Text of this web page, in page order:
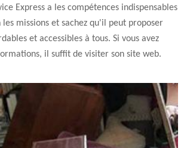
Express a les compétences indispensables
missions et sachez qu'il peut proposer
et accessibles à tous. Si vous avez
il suffit de visiter son site web.